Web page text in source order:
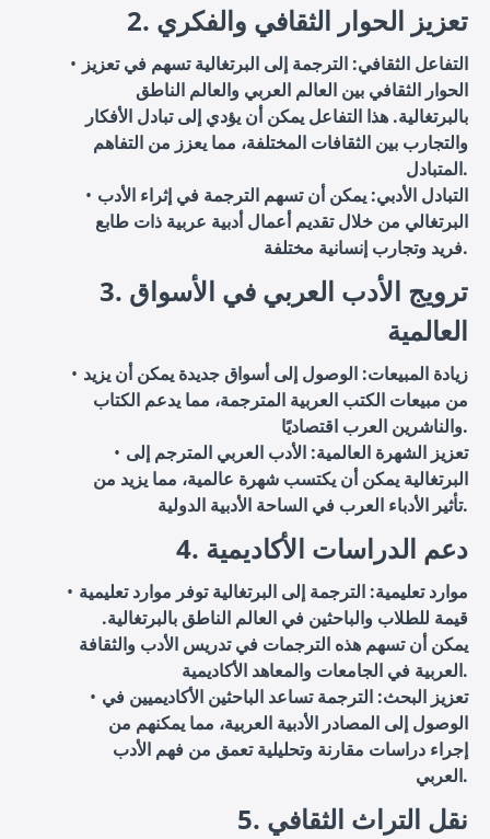
2. تعزيز الحوار الثقافي والفكري
التفاعل الثقافي: الترجمة إلى البرتغالية تسهم في تعزيز
الحوار الثقافي بين العالم العربي والعالم الناطق
بالبرتغالية. هذا التفاعل يمكن أن يؤدي إلى تبادل الأفكار
والتجارب بين الثقافات المختلفة، مما يعزز من التفاهم
المتبادل.
التبادل الأدبي: يمكن أن تسهم الترجمة في إثراء الأدب
البرتغالي من خلال تقديم أعمال أدبية عربية ذات طابع
فريد وتجارب إنسانية مختلفة.
3. ترويج الأدب العربي في الأسواق
العالمية
زيادة المبيعات: الوصول إلى أسواق جديدة يمكن أن يزيد
من مبيعات الكتب العربية المترجمة، مما يدعم الكتاب
والناشرين العرب اقتصاديًا.
تعزيز الشهرة العالمية: الأدب العربي المترجم إلى
البرتغالية يمكن أن يكتسب شهرة عالمية، مما يزيد من
تأثير الأدباء العرب في الساحة الأدبية الدولية.
4. دعم الدراسات الأكاديمية
موارد تعليمية: الترجمة إلى البرتغالية توفر موارد تعليمية
قيمة للطلاب والباحثين في العالم الناطق بالبرتغالية.
يمكن أن تسهم هذه الترجمات في تدريس الأدب والثقافة
العربية في الجامعات والمعاهد الأكاديمية.
تعزيز البحث: الترجمة تساعد الباحثين الأكاديميين في
الوصول إلى المصادر الأدبية العربية، مما يمكنهم من
إجراء دراسات مقارنة وتحليلية تعمق من فهم الأدب
العربي.
5. نقل التراث الثقافي